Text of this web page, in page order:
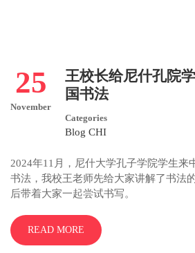
25
November
王校长给尼什孔院
国书法
Categories
Blog CHI
2024年11月，尼什大学孔子学院学生来
书法，我校王老师先给大家讲解了书法
后带着大家一起尝试书写。
READ MORE